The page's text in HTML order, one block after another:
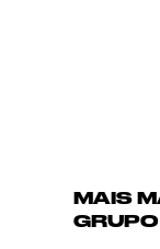
MAIS